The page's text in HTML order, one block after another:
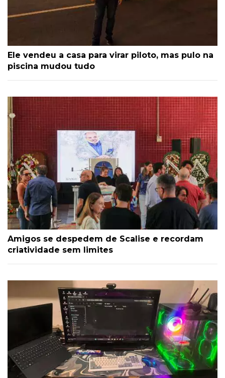
Ele vendeu a casa para virar piloto, mas pulo na
piscina mudou tudo
Amigos se despedem de Scalise e recordam
criatividade sem limites